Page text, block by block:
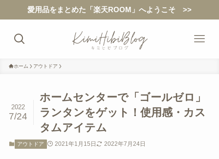
愛用品をまとめた「楽天ROOM」へようこそ >>
ホーム アウトドア
ホームセンターで「ゴールゼロ」
ランタンをゲット！使用感・カス
タムアイテム
2022
7/24
アウトドア 2021年1月15日 2022年7月24日